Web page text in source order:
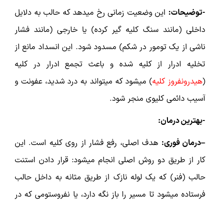
-توضیحات: این وضعیت زمانی رخ میدهد که حالب به دلایل
داخلی (مانند سنگ کلیه گیر کرده) یا خارجی (مانند فشار
ناشی از یک تومور در شکم) مسدود شود. این انسداد مانع از
تخلیه ادرار از کلیه شده و باعث تجمع ادرار در کلیه
(هیدرونفروز کلیه) میشود که میتواند به درد شدید، عفونت و
آسیب دائمی کلیوی منجر شود.
-بهترین درمان:
–درمان فوری: هدف اصلی، رفع فشار از روی کلیه است. این
کار از طریق دو روش اصلی انجام میشود: قرار دادن استنت
حالب (فنر) که یک لوله نازک از طریق مثانه به داخل حالب
فرستاده میشود تا مسیر را باز نگه دارد، یا نفروستومی که در